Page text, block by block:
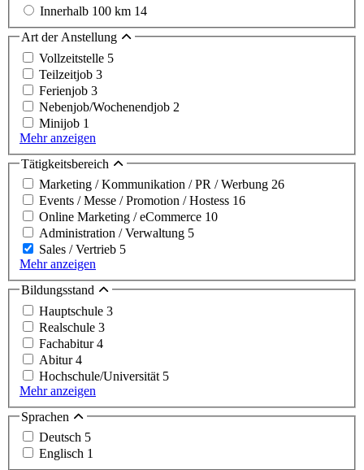
Innerhalb 100 km 14
Art der Anstellung
Vollzeitstelle 5
Teilzeitjob 3
Ferienjob 3
Nebenjob/Wochenendjob 2
Minijob 1
Mehr anzeigen
Tätigkeitsbereich
Marketing / Kommunikation / PR / Werbung 26
Events / Messe / Promotion / Hostess 16
Online Marketing / eCommerce 10
Administration / Verwaltung 5
Sales / Vertrieb 5
Mehr anzeigen
Bildungsstand
Hauptschule 3
Realschule 3
Fachabitur4
Abitur4
Hochschule/Universität 5
Mehr anzeigen
Sprachen
Deutsch 5
Englisch 1